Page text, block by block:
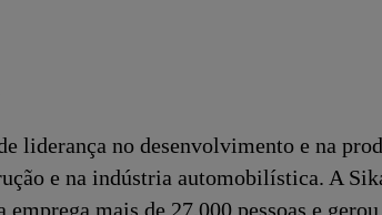
liderança no desenvolvimento e na
e na indústria automobilística. A
mais de 27.000 pessoas e